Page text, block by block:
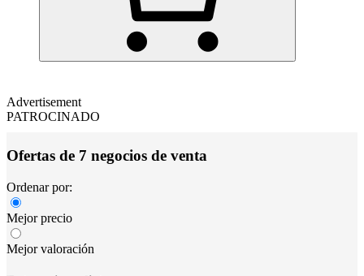
Advertisement
PATROCINADO
Ofertas de 7 negocios de venta
Ordenar por:
Mejor precio
Mejor valoración